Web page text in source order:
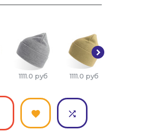
1111.0 руб 1111.0 руб